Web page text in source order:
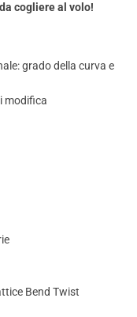
cogliere al volo!
grado della curva e
modifica
Bend Twist